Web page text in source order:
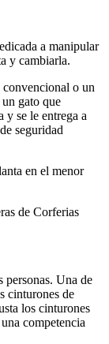
a manipular
y cambiarla.
convencional o un
gato que
y se le entrega a
seguridad
en el menor
de Corferias
personas. Una de
cinturones de
los cinturones
competencia